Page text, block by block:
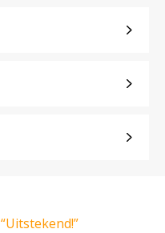
“Uitstekend!”